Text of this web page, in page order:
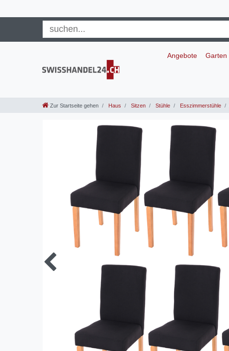
Angebote Garten
Zur Startseite gehen Haus Sitzen Stühle Esszimmerstühle